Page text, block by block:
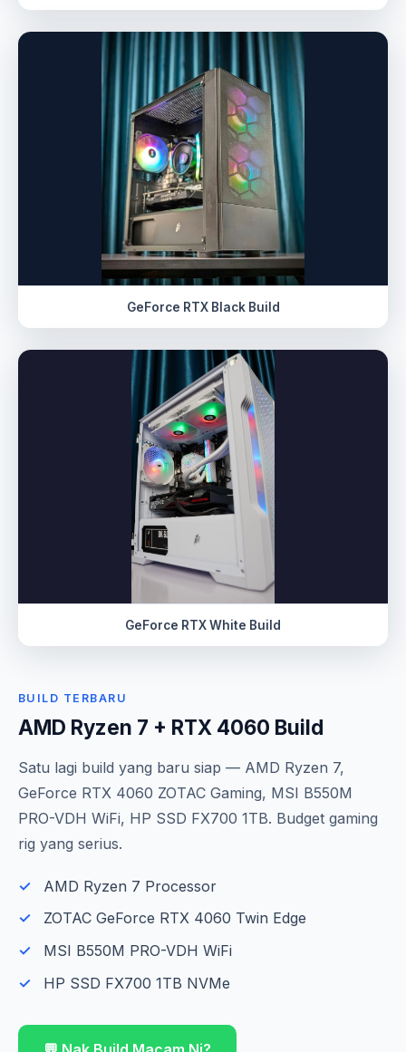
GeForce RTX Black Build
GeForce RTX White Build
BUILD TERBARU
AMD Ryzen 7 + RTX 4060 Build
Satu lagi build yang baru siap — AMD Ryzen 7,
GeForce RTX 4060 ZOTAC Gaming, MSI B550M
PRO-VDH WiFi, HP SSD FX700 1TB. Budget gaming
rig yang serius.
AMD Ryzen 7 Processor
ZOTAC GeForce RTX 4060 Twin Edge
MSI B550M PRO-VDH WiFi
HP SSD FX700 1TB NVMe